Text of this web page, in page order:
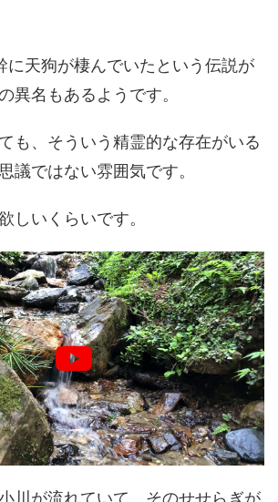
に天狗が棲んでいたという伝説が
異名もあるようです。
も、そういう精霊的な存在がいる
議ではない雰囲気です。
しいくらいです。